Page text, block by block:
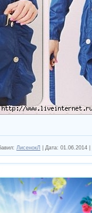
ЛисенокЛ Дата: 01.06.2014